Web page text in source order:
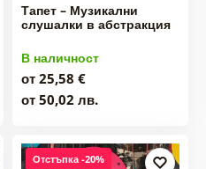
Тапет – Музикални
слушалки в абстракция
В наличност
от 25,58 €
от 50,02 лв.
Отстъпка -20%